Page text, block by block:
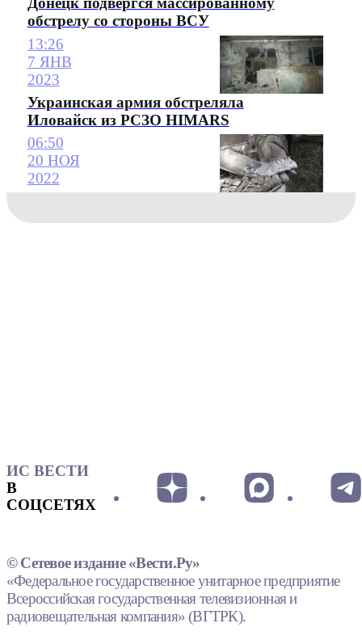
обстрелу со стороны ВСУ
13:26
7 ЯНВ
2023
Украинская армия обстреляла
Иловайск из РСЗО HIMARS
06:50
20 НОЯ
2022
ИС ВЕСТИ
В
СОЦСЕТЯХ
© Сетевое издание «Вести.Ру»
«Федеральное государственное унитарное предприятие
Всероссийская государственная телевизионная и
радиовещательная компания» (ВГТРК).